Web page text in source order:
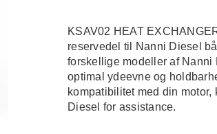
KSAV02 HEAT
reservedel til Nanni Diesel
forskellige modeller af Nanni
optimal ydeevne og
kompatibilitet med din
Diesel for assistance.